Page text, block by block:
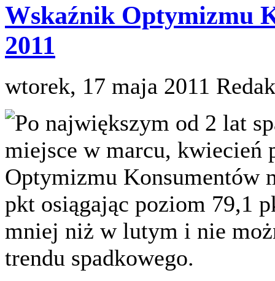
Wskaźnik Optymizmu
2011
wtorek, 17 maja 2011
Po największym od 2 lat
miejsce w marcu, kwiecień
Optymizmu Konsumentów
pkt osiągając poziom 79,1
mniej niż w lutym i nie
trendu spadkowego.